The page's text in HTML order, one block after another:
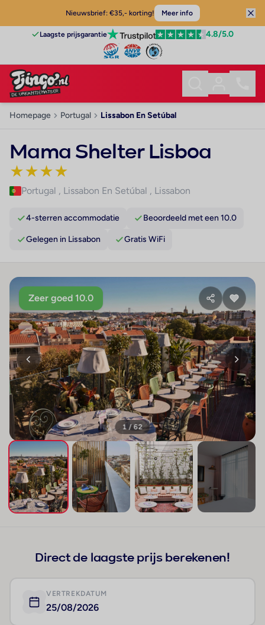
Nieuwsbrief: €35,- korting! Meer info
Laagste prijsgarantie 4.8/5.0
Homepage Portugal Lissabon En Setúbal
Mama Shelter Lisboa
★★★★
Portugal , Lissabon En Setúbal , Lissabon
4-sterren accommodatie Beoordeeld met een 10.0
Gelegen in Lissabon Gratis WiFi
Zeer goed 10.0
1 / 62
Direct de laagste prijs berekenen!
VERTREKDATUM
25/08/2026